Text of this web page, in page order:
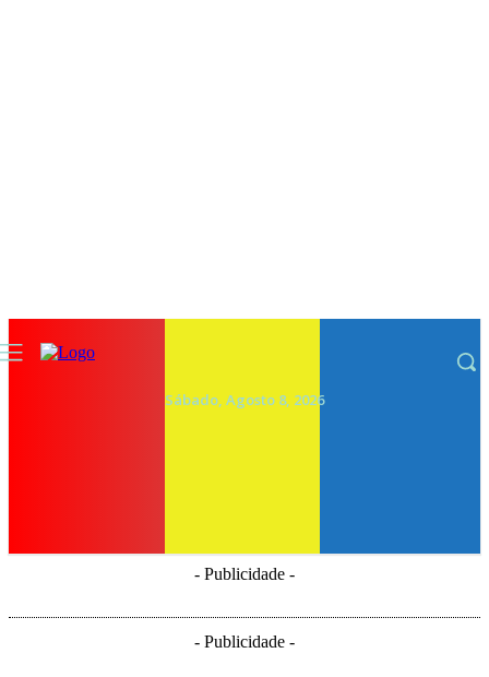
Sábado, Agosto 8, 2026
- Publicidade -
- Publicidade -